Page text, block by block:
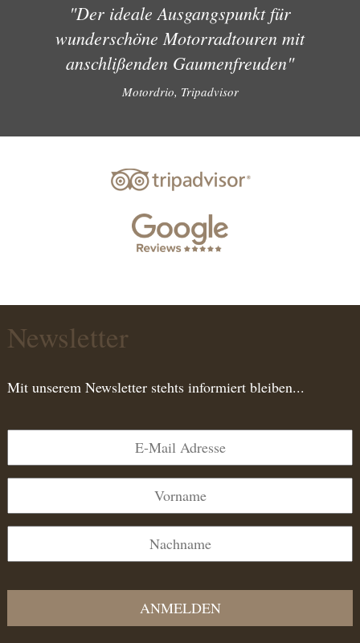
"Der ideale Ausgangspunkt für
wunderschöne Motorradtouren mit
anschlißenden Gaumenfreuden"
Motordrio, Tripadvisor
Newsletter
Mit unserem Newsletter stehts informiert bleiben...
ANMELDEN